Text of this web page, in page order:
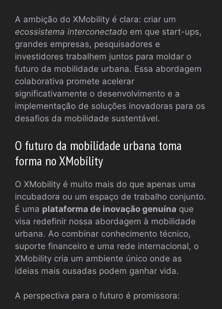
A ambição do XMobility é clara: criar um
ecossistema interconectado em que start-ups,
grandes empresas, pesquisadores e
investidores trabalhem juntos para moldar o
futuro da mobilidade urbana. Essa abordagem
colaborativa promete acelerar
significativamente o desenvolvimento e a
implementação de soluções inovadoras para os
desafios da mobilidade sustentável.
O futuro da mobilidade urbana toma
forma no XMobility
O XMobility é muito mais do que apenas uma
incubadora ou um espaço de trabalho conjunto.
É uma plataforma de inovação genuína que
visa redefinir nossa abordagem à mobilidade
urbana. Ao combinar conhecimento técnico,
suporte financeiro e uma rede internacional, o
XMobility cria um ambiente único onde as
ideias mais ousadas podem ganhar vida.
A perspectiva para o futuro é promissora: